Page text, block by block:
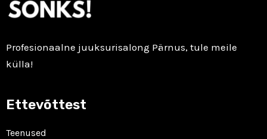
Profesionaalne juuksurisalong Pärnus, tule meile
külla!
Ettevõttest
Teenused